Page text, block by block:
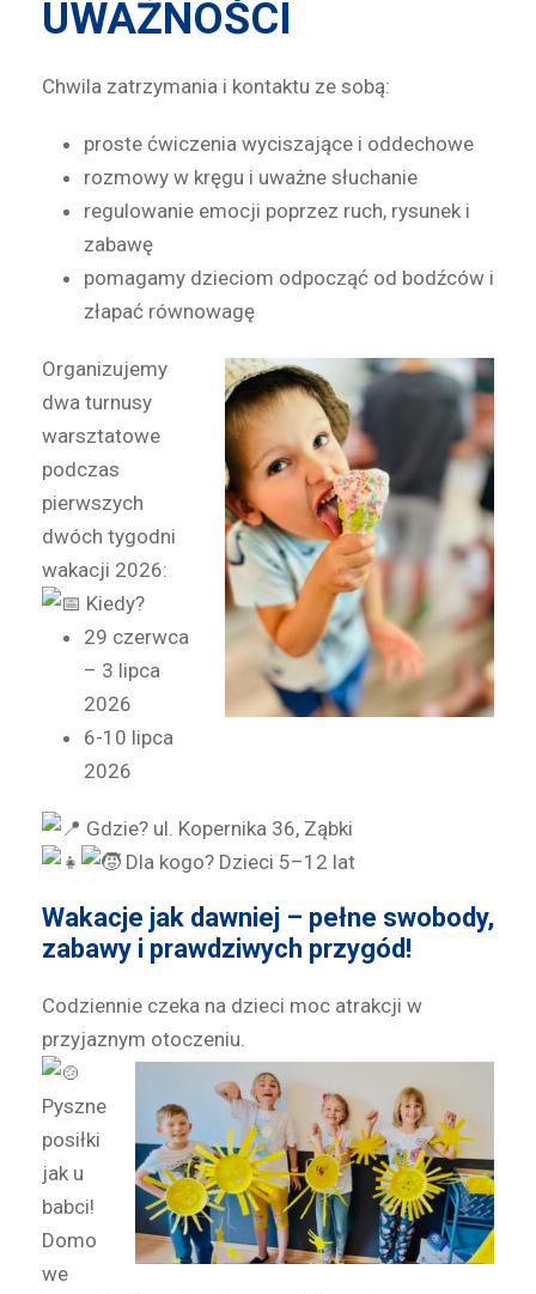
UWAŻNOŚCI
Chwila zatrzymania i kontaktu ze sobą:
proste ćwiczenia wyciszające i oddechowe
rozmowy w kręgu i uważne słuchanie
regulowanie emocji poprzez ruch, rysunek i
zabawę
pomagamy dzieciom odpocząć od bodźców i
złapać równowagę
Organizujemy
dwa turnusy
warsztatowe
podczas
pierwszych
dwóch tygodni
wakacji 2026:
Kiedy?
29 czerwca
– 3 lipca
2026
6-10 lipca
2026
Gdzie? ul. Kopernika 36, Ząbki
Dla kogo? Dzieci 5–12 lat
Wakacje jak dawniej – pełne swobody,
zabawy i prawdziwych przygód!
Codziennie czeka na dzieci moc atrakcji w
przyjaznym otoczeniu.
Pyszne
posiłki
jak u
babci!
Domo
we